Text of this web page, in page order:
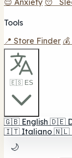
😌 Anxiety 😴
Tools
📍 Store Finder
🇪🇸 ES
🇬🇧 English 🇩🇪
🇮🇹 Italiano 🇳🇱
🌙